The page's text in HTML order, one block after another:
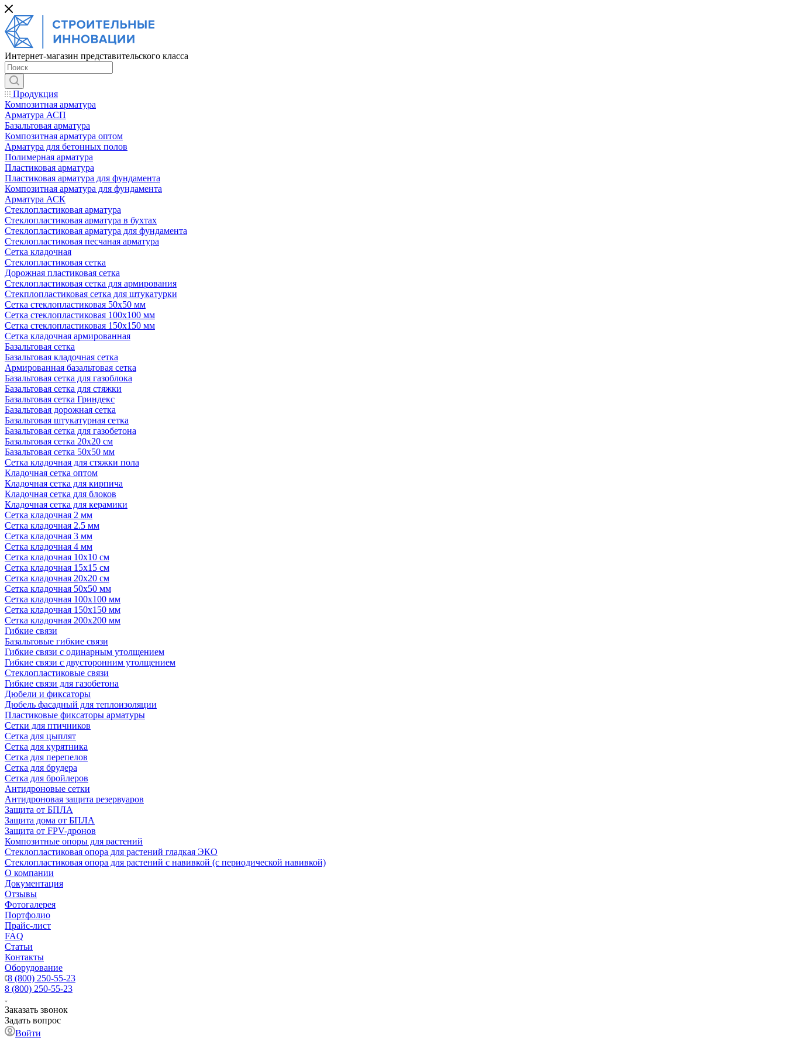
Интернет-магазин представительского класса
Продукция
Композитная арматура
Арматура АСП
Базальтовая арматура
Композитная арматура оптом
Арматура для бетонных полов
Полимерная арматура
Пластиковая арматура
Пластиковая арматура для фундамента
Композитная арматура для фундамента
Арматура АСК
Cтеклопластиковая арматура
Стеклопластиковая арматура в бухтах
Стеклопластиковая арматура для фундамента
Стеклопластиковая песчаная арматура
Сетка кладочная
Стеклопластиковая сетка
Дорожная пластиковая сетка
Стеклопластиковая сетка для армирования
Стекплопластиковая сетка для штукатурки
Сетка стеклопластиковая 50x50 мм
Сетка стеклопластиковая 100x100 мм
Сетка стеклопластиковая 150x150 мм
Сетка кладочная армированная
Базальтовая сетка
Базальтовая кладочная сетка
Армированная базальтовая сетка
Базальтовая сетка для газоблока
Базальтовая сетка для стяжки
Базальтовая сетка Гриндекс
Базальтовая дорожная сетка
Базальтовая штукатурная сетка
Базальтовая сетка для газобетона
Базальтовая сетка 20x20 см
Базальтовая сетка 50x50 мм
Сетка кладочная для стяжки пола
Кладочная сетка оптом
Кладочная сетка для кирпича
Кладочная сетка для блоков
Кладочная сетка для керамики
Сетка кладочная 2 мм
Сетка кладочная 2.5 мм
Сетка кладочная 3 мм
Сетка кладочная 4 мм
Сетка кладочная 10x10 см
Сетка кладочная 15x15 см
Сетка кладочная 20x20 см
Сетка кладочная 50x50 мм
Сетка кладочная 100x100 мм
Сетка кладочная 150x150 мм
Сетка кладочная 200x200 мм
Гибкие связи
Базальтовые гибкие связи
Гибкие связи с одинарным утолщением
Гибкие связи с двусторонним утолщением
Стеклопластиковые связи
Гибкие связи для газобетона
Дюбели и фиксаторы
Дюбель фасадный для теплоизоляции
Пластиковые фиксаторы арматуры
Сетки для птичников
Сетка для цыплят
Сетка для курятника
Сетка для перепелов
Сетка для брудера
Сетка для бройлеров
Антидроновые сетки
Антидроновая защита резервуаров
Защита от БПЛА
Защита дома от БПЛА
Защита от FPV-дронов
Композитные опоры для растений
Стеклопластиковая опора для растений гладкая ЭКО
Стеклопластиковая опора для растений с навивкой (с периодической навивкой)
О компании
Документация
Отзывы
Фотогалерея
Портфолио
Прайс-лист
FAQ
Статьи
Контакты
Оборудование
8 (800) 250-55-23
8 (800) 250-55-23
Заказать звонок
Задать вопрос
Войти